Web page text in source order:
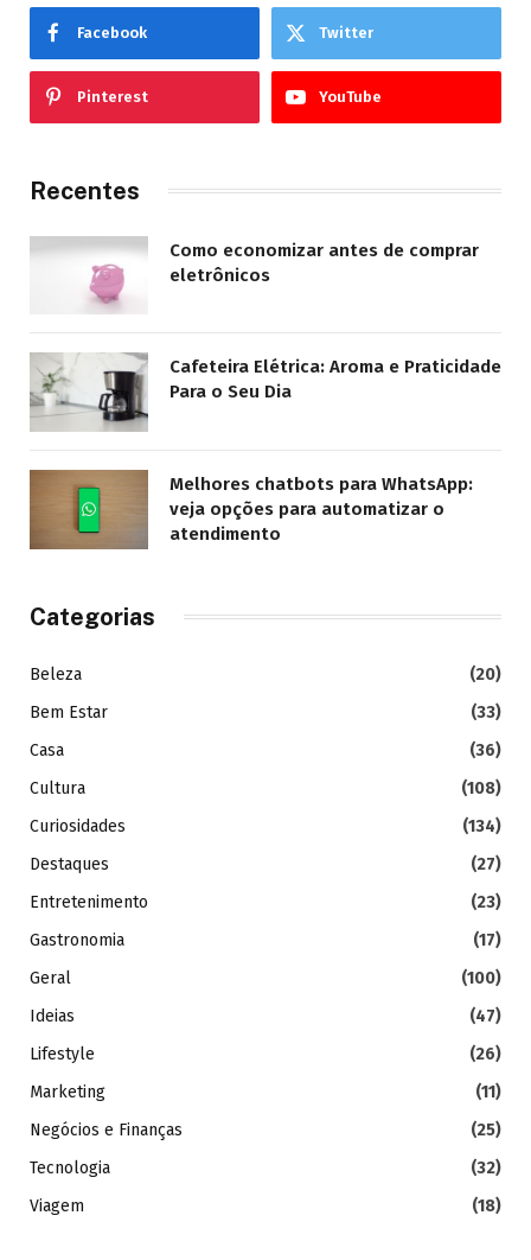
Facebook Twitter
Pinterest YouTube
Recentes
Como economizar antes de comprar
eletrônicos
Cafeteira Elétrica: Aroma e Praticidade
Para o Seu Dia
Melhores chatbots para WhatsApp:
veja opções para automatizar o
atendimento
Categorias
Beleza
(20)
Bem Estar
(33)
Casa
(36)
Cultura
(108)
Curiosidades
(134)
Destaques
(27)
Entretenimento
(23)
Gastronomia
(17)
Geral
(100)
Ideias
(47)
Lifestyle
(26)
Marketing
(11)
Negócios e Finanças
(25)
Tecnologia
(32)
Viagem
(18)